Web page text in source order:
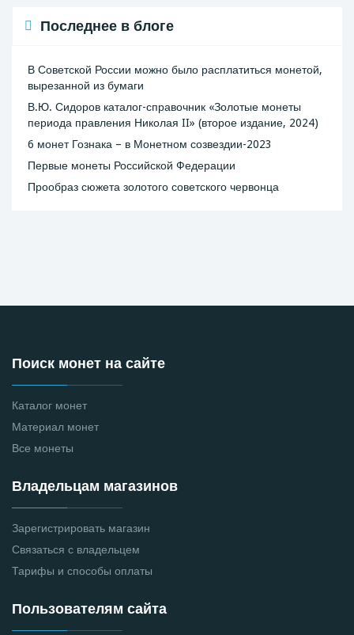
Последнее в блоге
В Советской России можно было расплатиться монетой,
вырезанной из бумаги
В.Ю. Сидоров каталог-справочник «Золотые монеты
периода правления Николая II» (второе издание, 2024)
6 монет Гознака – в Монетном созвездии-2023
Первые монеты Российской Федерации
Прообраз сюжета золотого советского червонца
Поиск монет на сайте
Каталог монет
Материал монет
Все монеты
Владельцам магазинов
Зарегистрировать магазин
Связаться с владельцем
Тарифы и способы оплаты
Пользователям сайта